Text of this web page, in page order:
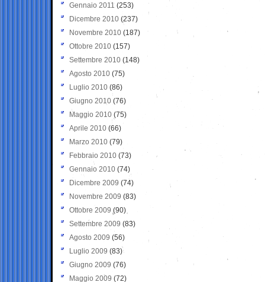
Gennaio 2011 (253)
Dicembre 2010 (237)
Novembre 2010 (187)
Ottobre 2010 (157)
Settembre 2010 (148)
Agosto 2010 (75)
Luglio 2010 (86)
Giugno 2010 (76)
Maggio 2010 (75)
Aprile 2010 (66)
Marzo 2010 (79)
Febbraio 2010 (73)
Gennaio 2010 (74)
Dicembre 2009 (74)
Novembre 2009 (83)
Ottobre 2009 (90)
Settembre 2009 (83)
Agosto 2009 (56)
Luglio 2009 (83)
Giugno 2009 (76)
Maggio 2009 (72)